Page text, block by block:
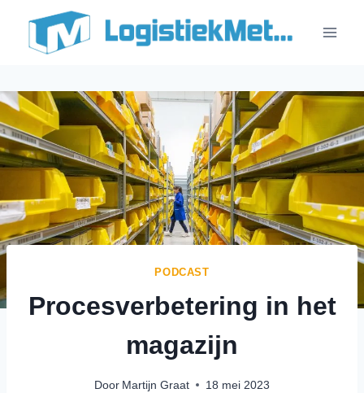
Doorgaan
inhoud
PODCAST
Procesverbetering in het
magazijn
Door Martijn Graat 18 mei 2023